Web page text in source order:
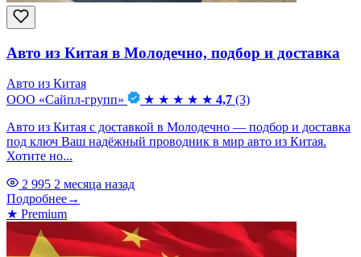
Авто из Китая в Молодечно, подбор и доставка
Авто из Китая
ООО «Сайпл-групп»
★ ★ ★ ★ ★ 4,7 (3)
Авто из Китая с доставкой в Молодечно — подбор и доставка
под ключ Ваш надёжный проводник в мир авто из Китая.
Хотите но...
2 995 2 месяца назад
Подробнее→
★ Premium